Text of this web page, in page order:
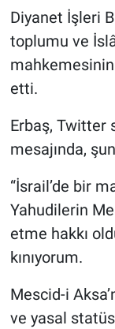
Diyanet İşleri
toplumu ve
mahkemesinin
etti.
Erbaş, Twitter
mesajında,
“İsrail’de bir
Yahudilerin
etme hakkı
kınıyorum.
Mescid-i
ve yasal